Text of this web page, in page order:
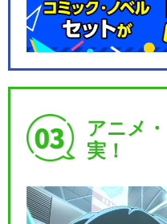
アニメ
実！